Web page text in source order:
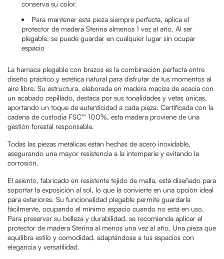
conserva su color.
Para mantener esta pieza siempre perfecta, aplica el
protector de madera Sterina almenos 1 vez al año. Al ser
plegable, se puede guardar en cualquier lugar sin ocupar
espacio
La hamaca plegable con brazos es la combinación perfecta entre
diseño práctico y estética natural para disfrutar de tus momentos al
aire libre. Su estructura, elaborada en madera maciza de acacia con
un acabado cepillado, destaca por sus tonalidades y vetas únicas,
aportando un toque de autenticidad a cada pieza. Certificada con la
cadena de custodia FSC™ 100%, esta madera proviene de una
gestión forestal responsable.
Todas las piezas metálicas están hechas de acero inoxidable,
asegurando una mayor resistencia a la intemperie y evitando la
corrosión.
El asiento, fabricado en resistente tejido de malla, está diseñado para
soportar la exposición al sol, lo que la convierte en una opción ideal
para exteriores. Su funcionalidad plegable permite guardarla
fácilmente, ocupando el mínimo espacio cuando no está en uso.
Para preservar su belleza y durabilidad, se recomienda aplicar el
protector de madera Sterina al menos una vez al año. Una pieza que
equilibra estilo y comodidad, adaptándose a tus espacios con
elegancia y versatilidad.